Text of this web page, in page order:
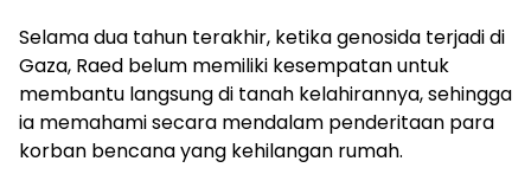
Selama dua tahun terakhir, ketika genosida terjadi di
Gaza, Raed belum memiliki kesempatan untuk
membantu langsung di tanah kelahirannya, sehingga
ia memahami secara mendalam penderitaan para
korban bencana yang kehilangan rumah.